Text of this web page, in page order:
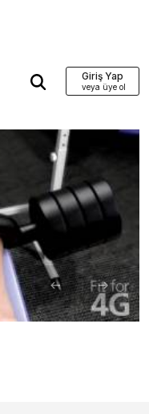
Giriş Yap